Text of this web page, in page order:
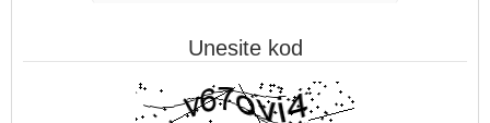
Unesite kod